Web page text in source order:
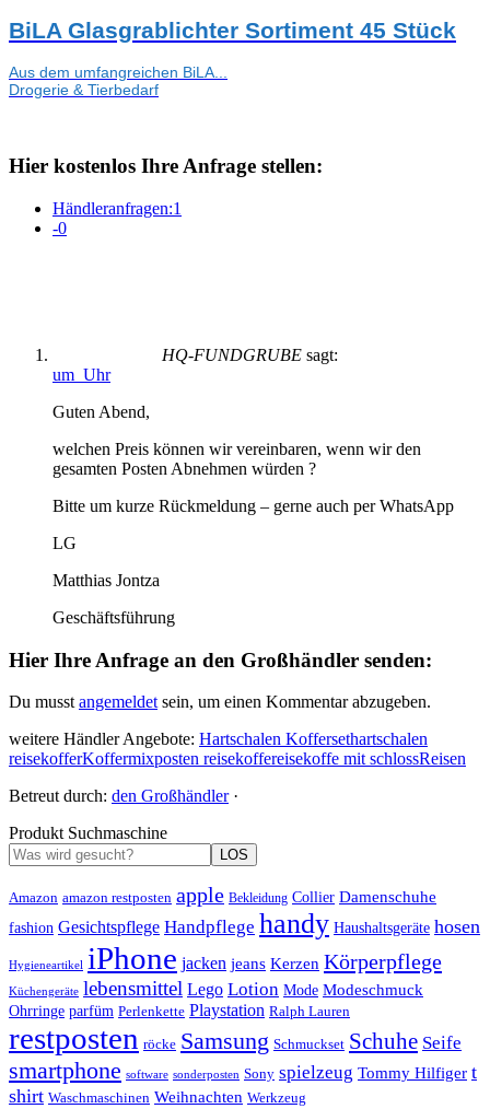
BiLA Glasgrablichter Sortiment 45 Stück
Aus dem umfangreichen BiLA...
Drogerie & Tierbedarf
Hier kostenlos Ihre Anfrage stellen:
Händleranfragen:1
-0
HQ-FUNDGRUBE sagt:
um Uhr
Guten Abend,
welchen Preis können wir vereinbaren, wenn wir den
gesamten Posten Abnehmen würden ?
Bitte um kurze Rückmeldung – gerne auch per WhatsApp
LG
Matthias Jontza
Geschäftsführung
Hier Ihre Anfrage an den Großhändler senden:
Du musst angemeldet sein, um einen Kommentar abzugeben.
weitere Händler Angebote: Hartschalen Koffersethartschalen
reisekofferKoffermixposten reisekoffereisekoffe mit schlossReisen
Betreut durch: den Großhändler·
Produkt Suchmaschine
LOS
Amazon amazon restposten apple Bekleidung Collier Damenschuhe
fashion Gesichtspflege Handpflege handy Haushaltsgeräte hosen
Hygieneartikel iPhone jacken jeans Kerzen Körperpflege
Küchengeräte lebensmittel Lego Lotion Mode Modeschmuck
Ohrringe parfüm Perlenkette Playstation Ralph Lauren
restposten röcke Samsung Schmuckset Schuhe Seife
smartphone software sonderposten Sony spielzeug Tommy Hilfiger t
shirt Waschmaschinen Weihnachten Werkzeug